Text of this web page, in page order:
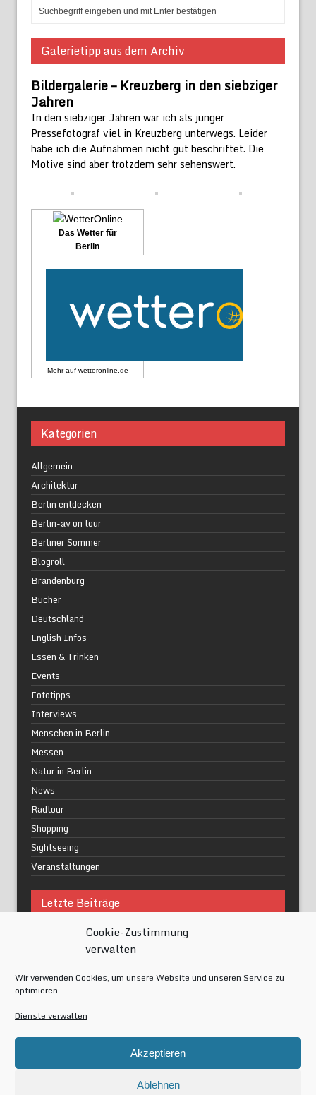
Cookie-Zustimmung
verwalten
Wir verwenden Cookies, um unsere Website und unseren Service zu
optimieren.
Dienste verwalten
Akzeptieren
Ablehnen
Galerietipp aus dem Archiv
Bildergalerie – Kreuzberg in den siebziger
Jahren
In den siebziger Jahren war ich als junger
Pressefotograf viel in Kreuzberg unterwegs. Leider
habe ich die Aufnahmen nicht gut beschriftet. Die
Motive sind aber trotzdem sehr sehenswert.
Das Wetter für
Berlin
Mehr auf wetteronline.de
Kategorien
Allgemein
Architektur
Berlin entdecken
Berlin-av on tour
Berliner Sommer
Blogroll
Brandenburg
Bücher
Deutschland
English Infos
Essen & Trinken
Events
Fototipps
Interviews
Menschen in Berlin
Messen
Natur in Berlin
News
Radtour
Shopping
Sightseeing
Veranstaltungen
Letzte Beiträge
Was macht urbane Lebensqualität wirklich aus?
Grüne Oasen in Berlin
Festival of Lights Berlin 2024
Gesund schlafen im modernen Alltag